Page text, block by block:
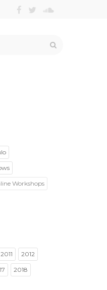
Workshops
2011 2012
2018